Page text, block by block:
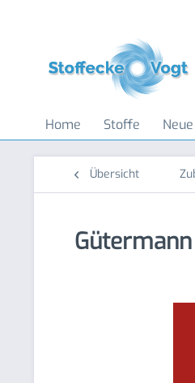
Home Stoffe
Übersicht